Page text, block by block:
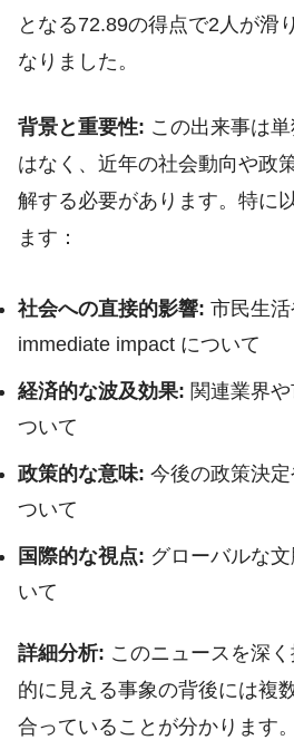
となる72.89の得点で2人が滑
なりました。
背景と重要性: この出来事は
はなく、近年の社会動向や政
解する必要があります。特に
ます：
社会への直接的影響: 市民生
immediate impact について
経済的な波及効果: 関連業界
ついて
政策的な意味: 今後の政策決
ついて
国際的な視点: グローバルな
いて
詳細分析: このニュースを深
的に見える事象の背後には複
合っていることが分かります